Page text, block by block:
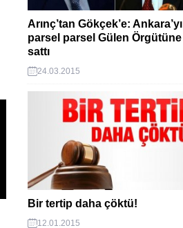
Arınç’tan Gökçek’e: Ankara’yı
parsel parsel Gülen Örgütüne
sattı
24.03.2015
Bir tertip daha çöktü!
12.01.2015